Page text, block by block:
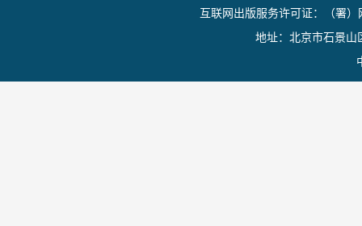
互联网出版服务许可证：（署
地址：北京市石景